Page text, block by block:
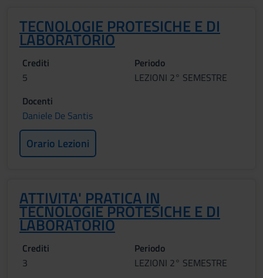
TECNOLOGIE PROTESICHE E DI
LABORATORIO
Crediti
5
Periodo
LEZIONI 2° SEMESTRE
Docenti
Daniele De Santis
Orario Lezioni
ATTIVITA' PRATICA IN
TECNOLOGIE PROTESICHE E DI
LABORATORIO
Crediti
3
Periodo
LEZIONI 2° SEMESTRE